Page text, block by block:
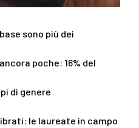
sono più dei
poche: 16% del
di genere
le laureate in campo